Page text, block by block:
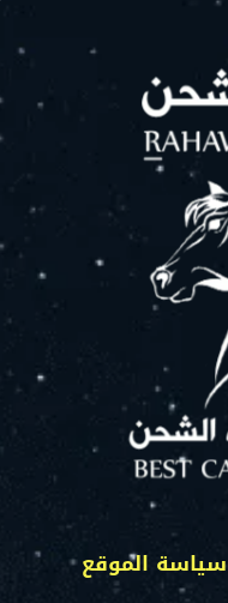
سياسة الموقع